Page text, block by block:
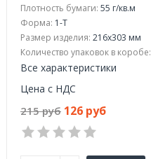
Плотность бумаги: 55 г/кв.м
Форма: 1-Т
Размер изделия: 216x303 мм
Количество упаковок в коробе:
Все характеристики
Цена с НДС
215 руб 126 руб